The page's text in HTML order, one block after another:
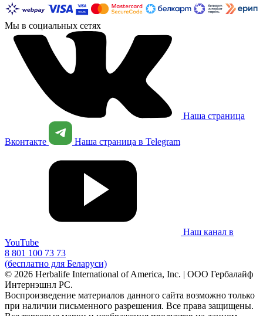
Мы в социальных сетях
Наша страница
Вконтакте Наша страница в Telegram
Наш канал в
YouTube
8 801 100 73 73
(бесплатно для Беларуси)
© 2026 Herbalife International of America, Inc. | ООО Гербалайф
Интернэшнл РС.
Воспроизведение материалов данного сайта возможно только
при наличии письменного разрешения. Все права защищены.